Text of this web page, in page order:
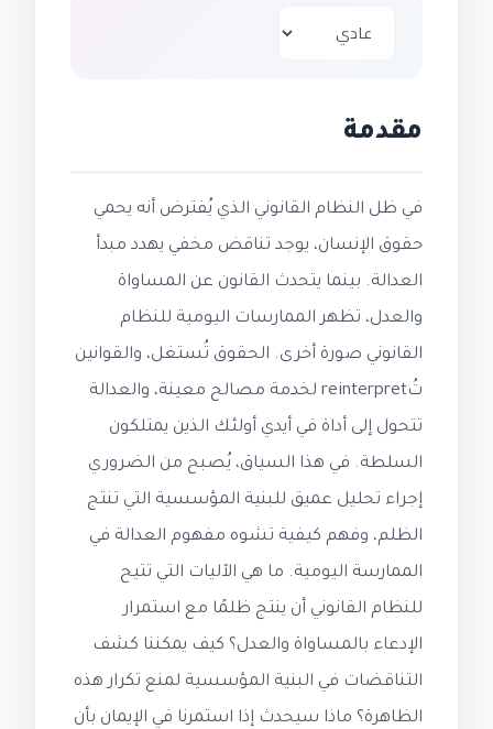
مقدمة
في ظل النظام القانوني الذي يُفترض أنه يحمي
حقوق الإنسان، يوجد تناقض مخفي يهدد مبدأ
العدالة. بينما يتحدث القانون عن المساواة
والعدل، تظهر الممارسات اليومية للنظام
القانوني صورة أخرى. الحقوق تُستغل، والقوانين
تُreinterpret لخدمة مصالح معينة، والعدالة
تتحول إلى أداة في أيدي أولئك الذين يمتلكون
السلطة. في هذا السياق، يُصبح من الضروري
إجراء تحليل عميق للبنية المؤسسية التي تنتج
الظلم، وفهم كيفية تشوه مفهوم العدالة في
الممارسة اليومية. ما هي الآليات التي تتيح
للنظام القانوني أن ينتج ظلمًا مع استمرار
الإدعاء بالمساواة والعدل؟ كيف يمكننا كشف
التناقضات في البنية المؤسسية لمنع تكرار هذه
الظاهرة؟ ماذا سيحدث إذا استمرنا في الإيمان بأن